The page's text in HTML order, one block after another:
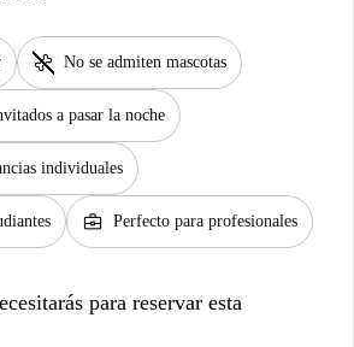
pet_supplies No se admiten mascotas
a pasar la noche
individuales
business_center Perfecto para profesionales
para reservar esta